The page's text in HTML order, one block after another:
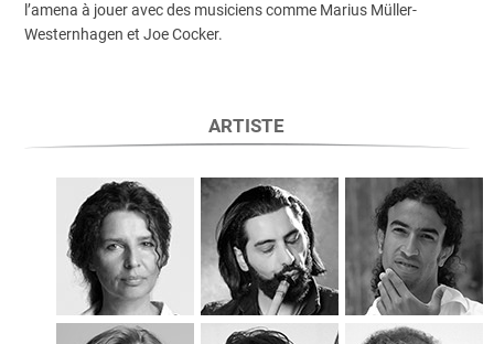
l’amena à jouer avec des musiciens comme Marius Müller-
Westernhagen et Joe Cocker.
ARTISTE